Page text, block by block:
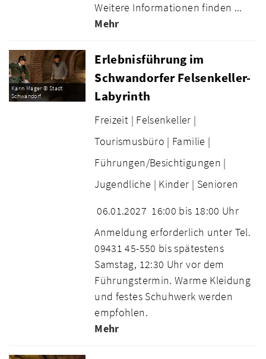
Weitere Informationen finden ...
Mehr
Karin Mager © Stadt
Schwandorf
Erlebnisführung im
Schwandorfer Felsenkeller-
Labyrinth
Freizeit | Felsenkeller |
Tourismusbüro | Familie |
Führungen/Besichtigungen |
Jugendliche | Kinder | Senioren
06.01.2027 16:00 bis 18:00 Uhr
Anmeldung erforderlich unter Tel.
09431 45-550 bis spätestens
Samstag, 12:30 Uhr vor dem
Führungstermin. Warme Kleidung
und festes Schuhwerk werden
empfohlen.
Mehr